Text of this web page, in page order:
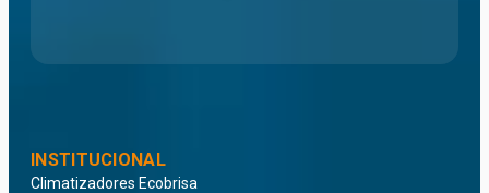
INSTITUCIONAL
Climatizadores Ecobrisa